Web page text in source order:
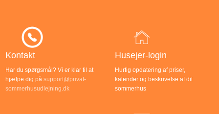
Kontakt
Har du spørgsmål? Vi er klar til at
hjælpe dig på support@privat-
sommerhusudlejning.dk
Husejer-login
Hurtig opdatering af priser,
kalender og beskrivelse af dit
sommerhus